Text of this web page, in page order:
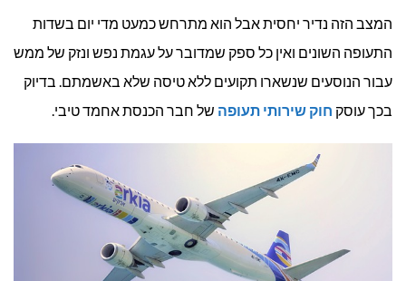
המצב הזה נדיר יחסית אבל הוא מתרחש כמעט מדי יום בשדות
התעופה השונים ואין כל ספק שמדובר על עגמת נפש ונזק של ממש
עבור הנוסעים שנשארו תקועים ללא טיסה שלא באשמתם. בדיוק
בכך עוסק חוק שירותי תעופה של חבר הכנסת אחמד טיבי.